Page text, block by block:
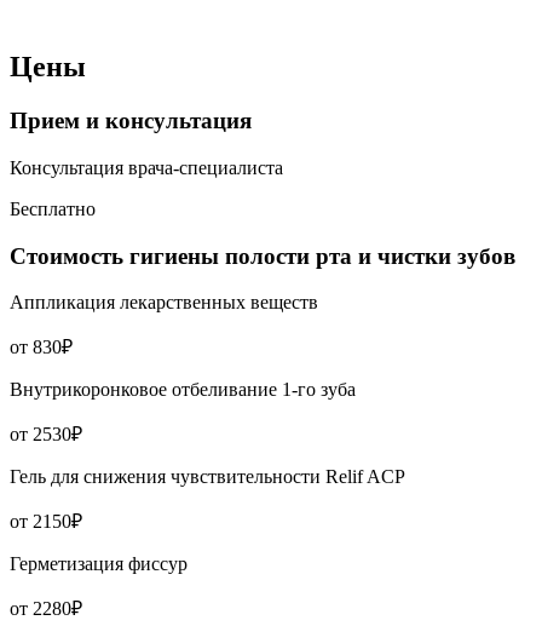
Цены
Прием и консультация
Консультация врача-специалиста
Бесплатно
Стоимость гигиены полости рта и чистки зубов
Аппликация лекарственных веществ
от 830₽
Внутрикоронковое отбеливание 1-го зуба
от 2530₽
Гель для снижения чувствительности Relif ACP
от 2150₽
Герметизация фиссур
от 2280₽